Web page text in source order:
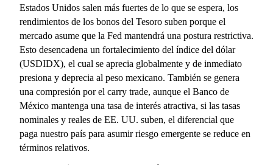
Estados Unidos salen más fuertes de lo que se espera, los
rendimientos de los bonos del Tesoro suben porque el
mercado asume que la Fed mantendrá una postura restrictiva.
Esto desencadena un fortalecimiento del índice del dólar
(USDIDX), el cual se aprecia globalmente y de inmediato
presiona y deprecia al peso mexicano. También se genera
una compresión por el carry trade, aunque el Banco de
México mantenga una tasa de interés atractiva, si las tasas
nominales y reales de EE. UU. suben, el diferencial que
paga nuestro país para asumir riesgo emergente se reduce en
términos relativos.